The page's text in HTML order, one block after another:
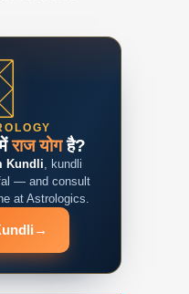
राज योगहै?
Kundli, kundli
— and consult
at Astrologics.
→